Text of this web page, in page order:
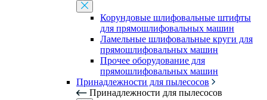
Корундовые шлифовальные штифты
для прямошлифовальных машин
Ламельные шлифовальные круги для
прямошлифовальных машин
Прочее оборудование для
прямошлифовальных машин
Принадлежности для пылесосов
Принадлежности для пылесосов